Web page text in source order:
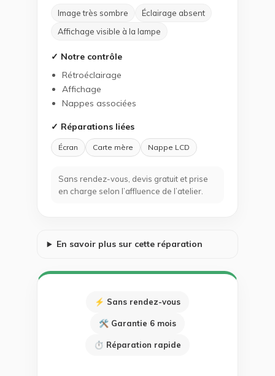
Image très sombre
Éclairage absent
Affichage visible à la lampe
✓ Notre contrôle
Rétroéclairage
Affichage
Nappes associées
✓ Réparations liées
Écran Carte mère Nappe LCD
Sans rendez-vous, devis gratuit et prise
en charge selon l’affluence de l’atelier.
En savoir plus sur cette réparation
⚡ Sans rendez-vous
🛠 Garantie 6 mois
⏱ Réparation rapide